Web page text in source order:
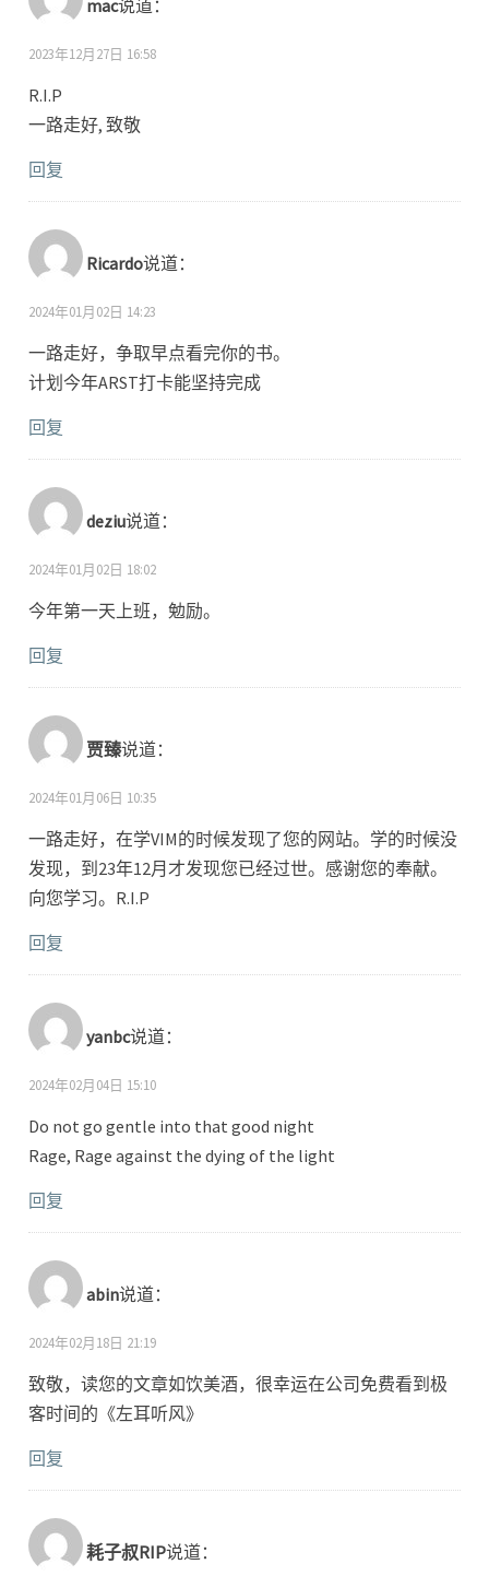
mac说道：
2023年12月27日 16:58
R.I.P
一路走好, 致敬
回复
Ricardo说道：
2024年01月02日 14:23
一路走好，争取早点看完你的书。
计划今年ARST打卡能坚持完成
回复
deziu说道：
2024年01月02日 18:02
今年第一天上班，勉励。
回复
贾臻说道：
2024年01月06日 10:35
一路走好，在学VIM的时候发现了您的网站。学的时候没
发现，到23年12月才发现您已经过世。感谢您的奉献。
向您学习。R.I.P
回复
yanbc说道：
2024年02月04日 15:10
Do not go gentle into that good night
Rage, Rage against the dying of the light
回复
abin说道：
2024年02月18日 21:19
致敬，读您的文章如饮美酒，很幸运在公司免费看到极
客时间的《左耳听风》
回复
耗子叔RIP说道：